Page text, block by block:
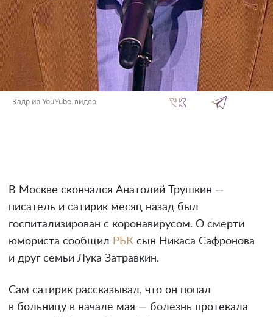
Кадр из YouYube-видео
В Москве скончался Анатолий Трушкин —
писатель и сатирик месяц назад был
госпитализирован с коронавирусом. О смерти
юмориста сообщил РБК сын Никаса Сафронова
и друг семьи Лука Затравкин.
Сам сатирик рассказывал, что он попал
в больницу в начале мая — болезнь протекала